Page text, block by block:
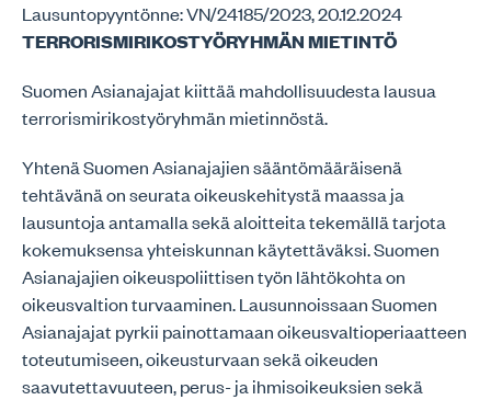
Lausuntopyyntönne: VN/24185/2023, 20.12.2024
TERRORISMIRIKOSTYÖRYHMÄN MIETINTÖ
Suomen Asianajajat kiittää mahdollisuudesta lausua
terrorismirikostyöryhmän mietinnöstä.
Yhtenä Suomen Asianajajien sääntömääräisenä
tehtävänä on seurata oikeuskehitystä maassa ja
lausuntoja antamalla sekä aloitteita tekemällä tarjota
kokemuksensa yhteiskunnan käytettäväksi. Suomen
Asianajajien oikeuspoliittisen työn lähtökohta on
oikeusvaltion turvaaminen. Lausunnoissaan Suomen
Asianajajat pyrkii painottamaan oikeusvaltioperiaatteen
toteutumiseen, oikeusturvaan sekä oikeuden
saavutettavuuteen, perus- ja ihmisoikeuksien sekä